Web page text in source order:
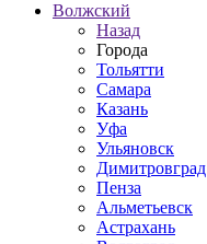
Волжский
Назад
Города
Тольятти
Самара
Казань
Уфа
Ульяновск
Димитровград
Пенза
Альметьевск
Астрахань